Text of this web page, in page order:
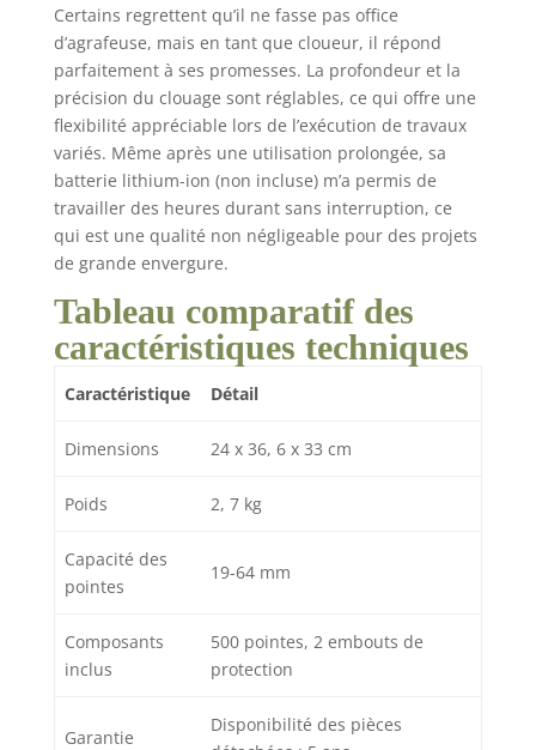
Certains regrettent qu’il ne fasse pas office
d’agrafeuse, mais en tant que cloueur, il répond
parfaitement à ses promesses. La profondeur et la
précision du clouage sont réglables, ce qui offre une
flexibilité appréciable lors de l’exécution de travaux
variés. Même après une utilisation prolongée, sa
batterie lithium-ion (non incluse) m’a permis de
travailler des heures durant sans interruption, ce
qui est une qualité non négligeable pour des projets
de grande envergure.
Tableau comparatif des
caractéristiques techniques
Caractéristique Détail
Dimensions 24 x 36, 6 x 33 cm
Poids 2, 7 kg
Capacité des
pointes
19-64 mm
Composants
inclus
500 pointes, 2 embouts de
protection
Garantie
Disponibilité des pièces